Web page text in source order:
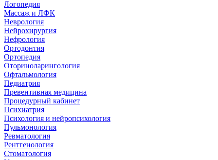
Логопедия
Массаж и ЛФК
Неврология
Нейрохирургия
Нефрология
Ортодонтия
Ортопедия
Оториноларингология
Офтальмология
Педиатрия
Превентивная медицина
Процедурный кабинет
Психиатрия
Психология и нейропсихология
Пульмонология
Ревматология
Рентгенология
Стоматология